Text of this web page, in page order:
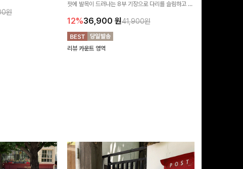
원
핏에 발목이 드러나는 8부 기장으로 다리를 슬림하고 길
요~!
12%36,900 원41,900원
리뷰 카운트 영역